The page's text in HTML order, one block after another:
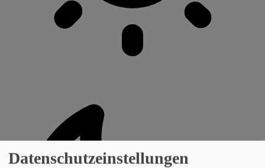
Datenschutzeinstellungen